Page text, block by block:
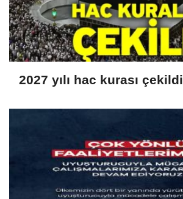
2027 yılı hac kurası çekildi